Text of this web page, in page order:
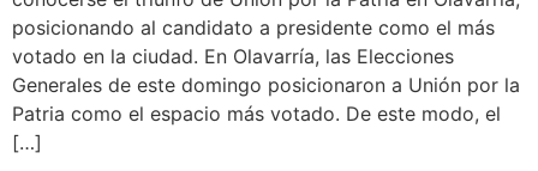
posicionando al candidato a presidente como el más
votado en la ciudad. En Olavarría, las Elecciones
Generales de este domingo posicionaron a Unión por la
Patria como el espacio más votado. De este modo, el
[…]